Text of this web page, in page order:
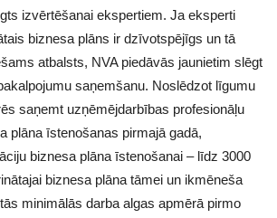
izvērtēšanai ekspertiem. Ja eksperti
biznesa plāns ir dzīvotspējīgs un tā
atbalsts, NVA piedāvās jaunietim slēgt
saņemšanu. Noslēdzot līgumu
saņemt uzņēmējdarbības profesionāļu
plāna īstenošanas pirmajā gadā,
biznesa plāna īstenošanai – līdz 3000
biznesa plāna tāmei un ikmēneša
minimālās darba algas apmērā pirmo